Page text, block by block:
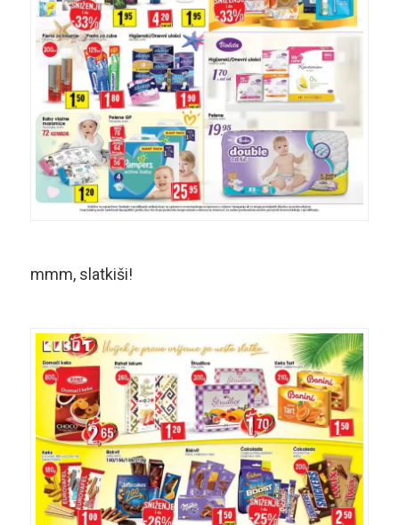
mmm, slatkiši!